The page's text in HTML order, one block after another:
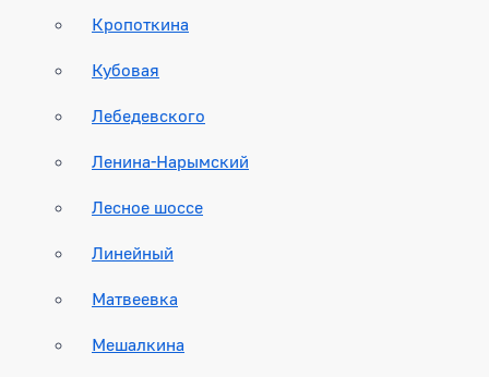
Кропоткина
Кубовая
Лебедевского
Ленина-Нарымский
Лесное шоссе
Линейный
Матвеевка
Мешалкина